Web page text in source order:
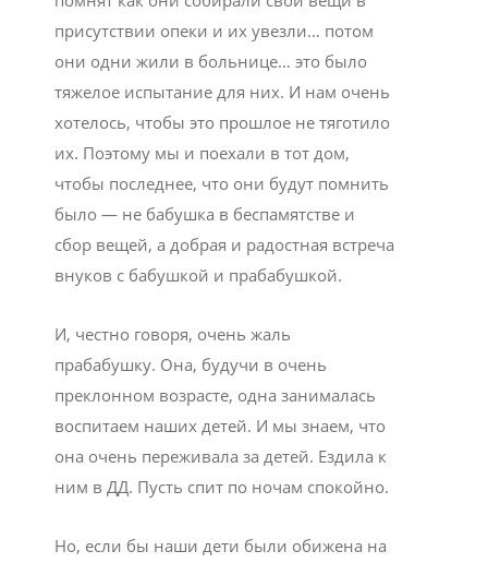
присутствии опеки и их увезли… потом
они одни жили в больнице… это было
тяжелое испытание для них. И нам очень
хотелось, чтобы это прошлое не тяготило
их. Поэтому мы и поехали в тот дом,
чтобы последнее, что они будут помнить
было — не бабушка в беспамятстве и
сбор вещей, а добрая и радостная встреча
внуков с бабушкой и прабабушкой.
И, честно говоря, очень жаль
прабабушку. Она, будучи в очень
преклонном возрасте, одна занималась
воспитаем наших детей. И мы знаем, что
она очень переживала за детей. Ездила к
ним в ДД. Пусть спит по ночам спокойно.
Но, если бы наши дети были обижена на